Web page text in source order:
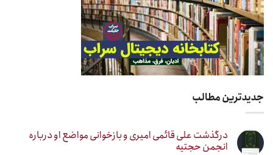
جدیدترین مطالب
درگذشت علی قائمی امیری و بازخوانی مواضع او درباره
انجمن حجتیه